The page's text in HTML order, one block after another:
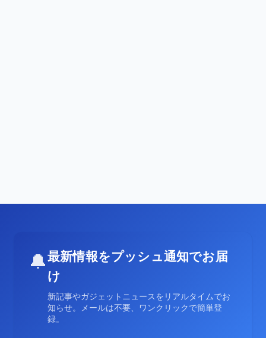
🔔最新情報をプッシュ通知でお届
け
新記事やガジェットニュースをリアルタイムでお
知らせ。メールは不要、ワンクリックで簡単登
録。